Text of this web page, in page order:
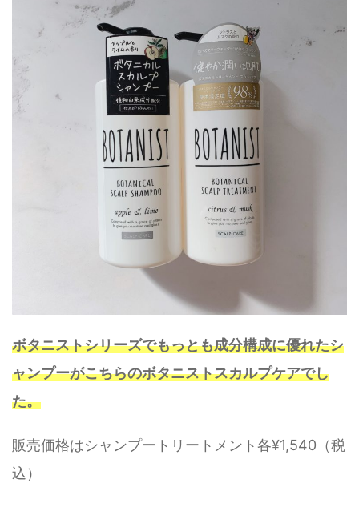
ボタニストシリーズでもっとも成分構成に優れたシ
ャンプーがこちらのボタニストスカルプケアでし
た。
販売価格はシャンプートリートメント各¥1,540（税
込）